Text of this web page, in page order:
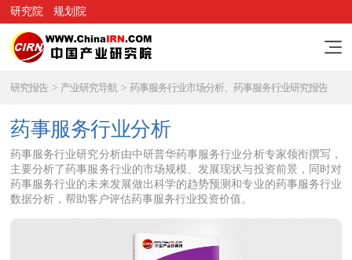
研究院 规划院
研究报告 > 产业研究导航 > 药事服务行业市场分析、药事服务行业研究报告
药事服务行业分析
药事服务行业研究分析由中研普华药事服务行业分析专家领衔撰写，
主要分析了药事服务行业的市场规模、发展现状与投资前景，同时对
药事服务行业的未来发展做出科学的趋势预测和专业的药事服务行业
数据分析，帮助客户评估药事服务行业投资价值。